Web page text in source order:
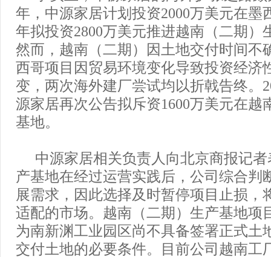
年，中源家居计划投资2000万美元在墨
年拟投资2800万美元推进越南（二期）
然而，越南（二期）因土地交付时间不
西哥项目因贸易环境变化导致投资经济
变，两次海外建厂尝试均以折戟告终。
源家居再次公告拟斥资1600万美元在越
基地。
中源家居相关负责人向北京商报记
产基地在经过运营实践后，公司综合判
展需求，因此选择及时暂停项目止损，
适配的市场。越南（二期）生产基地项
为南新渊工业园区尚不具备签署正式土
交付土地的必要条件。目前公司越南工